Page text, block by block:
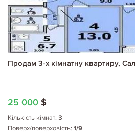
Продам 3-х кімнатну квартиру,
25 000 $
Кількість кімнат: 3
Поверх/поверховість: 1/9